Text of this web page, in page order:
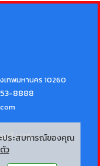
เทพมหานคร 10260
8888
ริหาร
ะประสบการณ์ของคุณ
ว